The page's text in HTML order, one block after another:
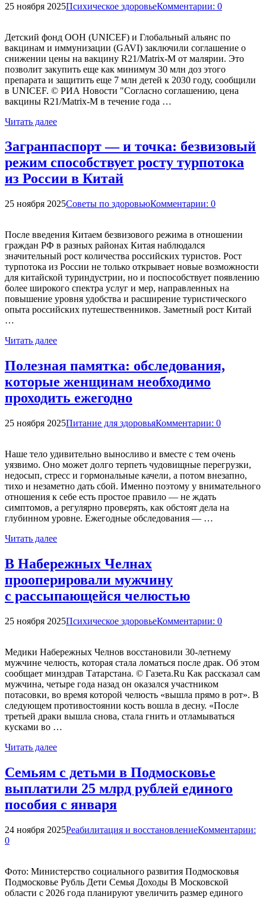
25 ноября 2025Психическое здоровьеКомментарии: 0
Детский фонд ООН (UNICEF) и Глобальный альянс по
вакцинам и иммунизации (GAVI) заключили соглашение о
снижении цены на вакцину R21/Matrix-M от малярии. Это
позволит закупить еще как минимум 30 млн доз этого
препарата и защитить еще 7 млн детей к 2030 году, сообщили
в UNICEF. © РИА Новости "Согласно соглашению, цена
вакцины R21/Matrix-M в течение года …
Читать далее
Загранпаспорт — и точка: безвизовый
режим способствует росту турпотока
из России в Китай
25 ноября 2025Советы по здоровьюКомментарии: 0
После введения Китаем безвизового режима в отношении
граждан РФ в разных районах Китая наблюдался
значительный рост количества российских туристов. Рост
турпотока из России не только открывает новые возможности
для китайской туриндустрии, но и поспособствует появлению
более широкого спектра услуг и мер, направленных на
повышение уровня удобства и расширение туристического
опыта российских путешественников. Заметный рост Китай
…
Читать далее
Полезная памятка: обследования,
которые женщинам необходимо
проходить ежегодно
25 ноября 2025Питание для здоровьяКомментарии: 0
Наше тело удивительно выносливо и вместе с тем очень
уязвимо. Оно может долго терпеть чудовищные перегрузки,
недосып, стресс и гормональные качели, а потом внезапно,
тихо и незаметно дать сбой. Именно поэтому у внимательного
отношения к себе есть простое правило — не ждать
симптомов, а регулярно проверять, как обстоят дела на
глубинном уровне. Ежегодные обследования — …
Читать далее
В Набережных Челнах
прооперировали мужчину
с рассыпающейся челюстью
25 ноября 2025Психическое здоровьеКомментарии: 0
Медики Набережных Челнов восстановили 30-летнему
мужчине челюсть, которая стала ломаться после драк. Об этом
сообщает минздрав Татарстана. © Газета.Ru Как рассказал сам
мужчина, четыре года назад он оказался участником
потасовки, во время которой челюсть «вышла прямо в рот». В
следующем противостоянии кость вошла в десну. «После
третьей драки вышла снова, стала гнить и отламываться
кусками во …
Читать далее
Семьям с детьми в Подмосковье
выплатили 25 млрд рублей единого
пособия с января
24 ноября 2025Реабилитация и восстановлениеКомментарии:
0
Фото: Министерство социального развития Подмосковья
Подмосковье Рубль Дети Семья Доходы В Московской
области с 2026 года планируют увеличить размер единого